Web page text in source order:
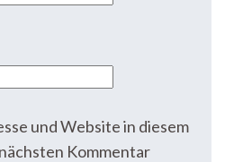
und Website in diesem
Kommentar